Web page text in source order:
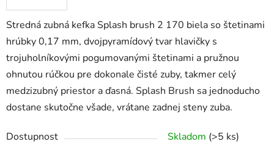
Stredná zubná kefka Splash brush 2 170 biela so štetinami
hrúbky 0,17 mm, dvojpyramídový tvar hlavičky s
trojuholníkovými pogumovanými štetinami a pružnou
ohnutou rúčkou pre dokonale čisté zuby, takmer celý
medzizubný priestor a ďasná. Splash Brush sa jednoducho
dostane skutočne všade, vrátane zadnej steny zuba.
Dostupnost Skladom (>5 ks)